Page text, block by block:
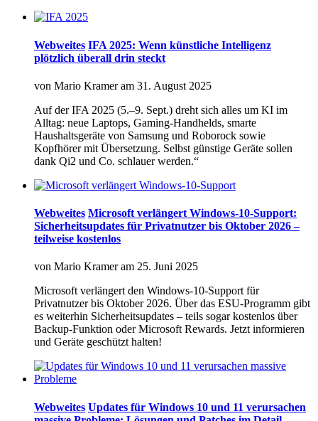
Webweites IFA 2025: Wenn künstliche Intelligenz
plötzlich überall drin steckt
von Mario Krameram 31. August 2025
Auf der IFA 2025 (5.–9. Sept.) dreht sich alles um KI im
Alltag: neue Laptops, Gaming-Handhelds, smarte
Haushaltsgeräte von Samsung und Roborock sowie
Kopfhörer mit Übersetzung. Selbst günstige Geräte sollen
dank Qi2 und Co. schlauer werden.“
Webweites Microsoft verlängert Windows-10-Support:
Sicherheitsupdates für Privatnutzer bis Oktober 2026 –
teilweise kostenlos
von Mario Krameram 25. Juni 2025
Microsoft verlängert den Windows-10-Support für
Privatnutzer bis Oktober 2026. Über das ESU-Programm gibt
es weiterhin Sicherheitsupdates – teils sogar kostenlos über
Backup-Funktion oder Microsoft Rewards. Jetzt informieren
und Geräte geschützt halten!
Webweites Updates für Windows 10 und 11 verursachen